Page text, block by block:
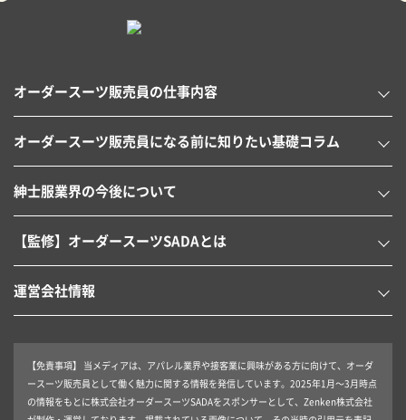
オーダースーツ販売員の仕事内容
オーダースーツ販売員になる前に知りたい基礎コラム
紳士服業界の今後について
【監修】オーダースーツSADAとは
運営会社情報
【免責事項】 当メディアは、アパレル業界や接客業に興味がある方に向けて、オーダ
ースーツ販売員として働く魅力に関する情報を発信しています。2025年1月～3月時点
の情報をもとに株式会社オーダースーツSADAをスポンサーとして、Zenken株式会社